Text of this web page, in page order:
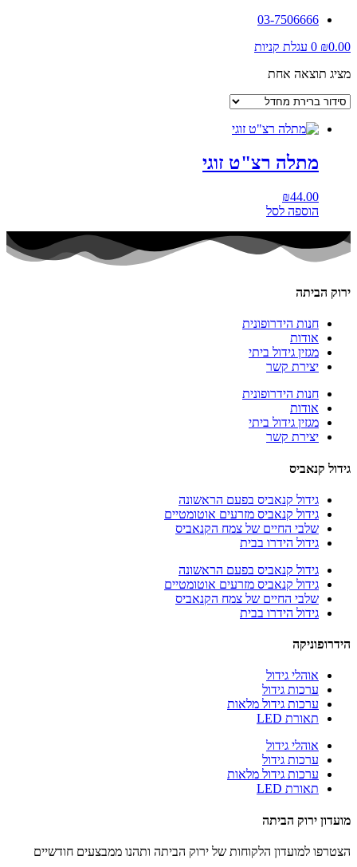
03-7506666
₪0.00
0 עגלת קניות
מציג תוצאה אחת
מתלה רצ"ט זוגי
₪44.00
הוספה לסל
ירוק הביתה
חנות הידרופונית
אודות
מגזין גידול ביתי
יצירת קשר
חנות הידרופונית
אודות
מגזין גידול ביתי
יצירת קשר
גידול קנאביס
גידול קנאביס בפעם הראשונה
גידול קנאביס מזרעים אוטומטיים
שלבי החיים של צמח הקנאביס
גידול הידרו בבית
גידול קנאביס בפעם הראשונה
גידול קנאביס מזרעים אוטומטיים
שלבי החיים של צמח הקנאביס
גידול הידרו בבית
הידרופוניקה
אוהלי גידול
ערכות גידול
ערכות גידול מלאות
תאורת LED
אוהלי גידול
ערכות גידול
ערכות גידול מלאות
תאורת LED
מועדון ירוק הביתה
הצטרפו למועדון הלקוחות של ירוק הביתה ותהנו ממבצעים חודשיים